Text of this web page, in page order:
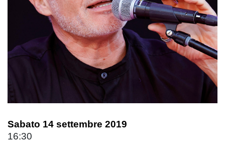
Sabato 14 settembre 2019
16:30